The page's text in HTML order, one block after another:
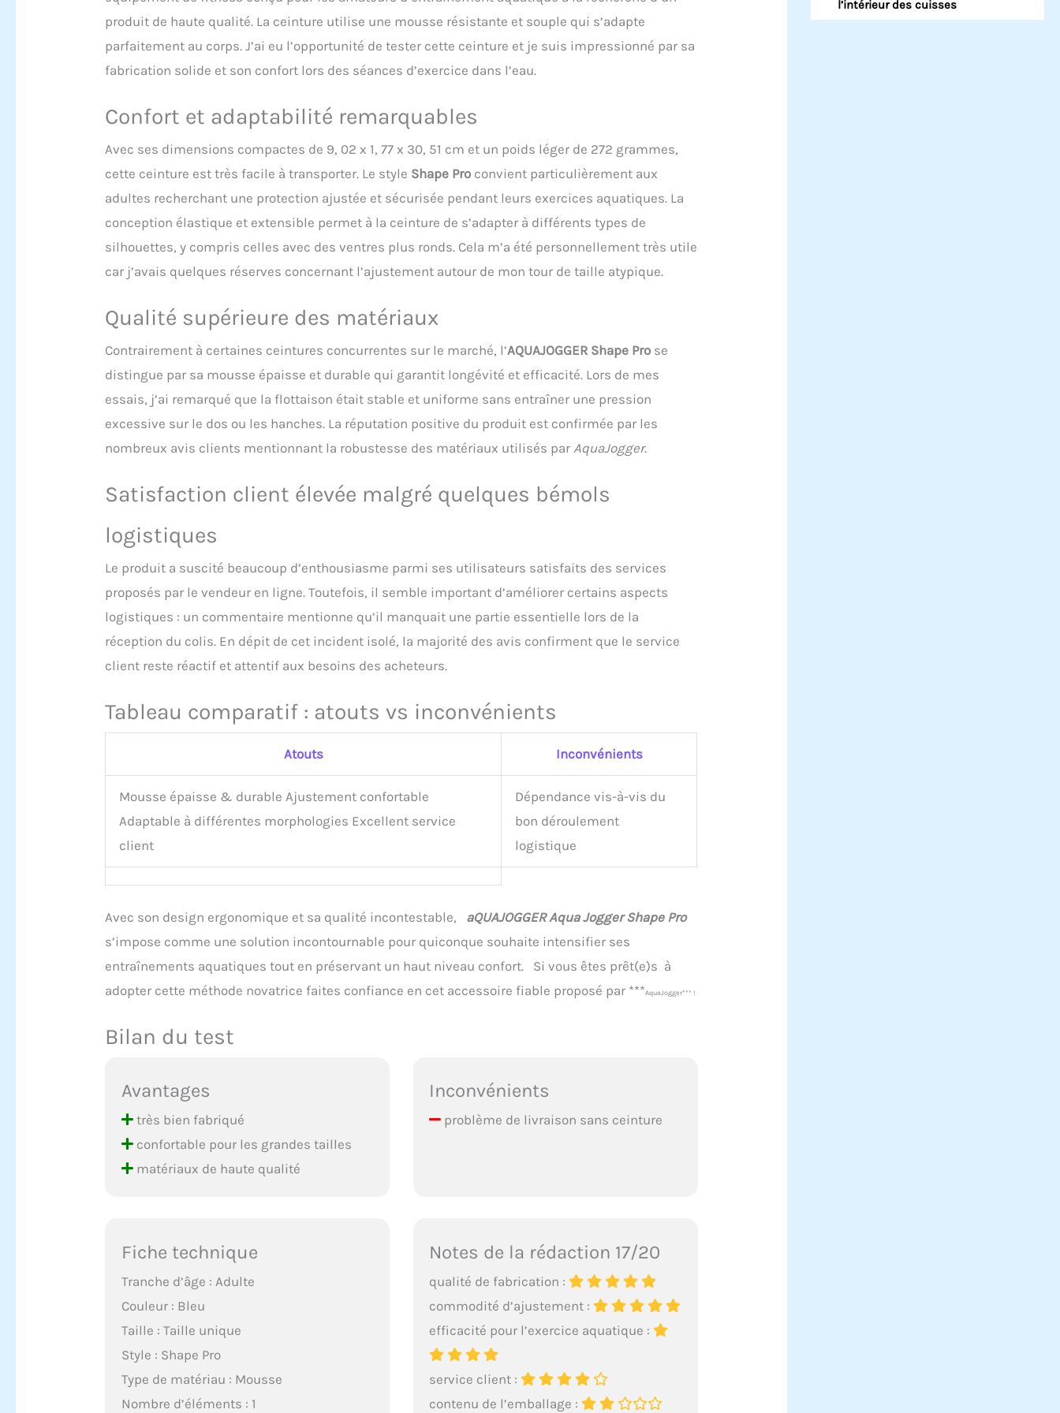
produit de haute qualité. La ceinture utilise une mousse résistante et souple qui s’adapte
parfaitement au corps. J’ai eu l’opportunité de tester cette ceinture et je suis impressionné par sa
fabrication solide et son confort lors des séances d’exercice dans l’eau.
Confort et adaptabilité remarquables
Avec ses dimensions compactes de 9, 02 x 1, 77 x 30, 51 cm et un poids léger de 272 grammes,
cette ceinture est très facile à transporter. Le style Shape Pro convient particulièrement aux
adultes recherchant une protection ajustée et sécurisée pendant leurs exercices aquatiques. La
conception élastique et extensible permet à la ceinture de s’adapter à différents types de
silhouettes, y compris celles avec des ventres plus ronds. Cela m’a été personnellement très utile
car j’avais quelques réserves concernant l’ajustement autour de mon tour de taille atypique.
Qualité supérieure des matériaux
Contrairement à certaines ceintures concurrentes sur le marché, l’AQUAJOGGER Shape Pro se
distingue par sa mousse épaisse et durable qui garantit longévité et efficacité. Lors de mes
essais, j’ai remarqué que la flottaison était stable et uniforme sans entraîner une pression
excessive sur le dos ou les hanches. La réputation positive du produit est confirmée par les
nombreux avis clients mentionnant la robustesse des matériaux utilisés par AquaJogger.
Satisfaction client élevée malgré quelques bémols
logistiques
Le produit a suscité beaucoup d’enthousiasme parmi ses utilisateurs satisfaits des services
proposés par le vendeur en ligne. Toutefois, il semble important d’améliorer certains aspects
logistiques : un commentaire mentionne qu’il manquait une partie essentielle lors de la
réception du colis. En dépit de cet incident isolé, la majorité des avis confirment que le service
client reste réactif et attentif aux besoins des acheteurs.
Tableau comparatif : atouts vs inconvénients
Atouts Inconvénients
Mousse épaisse & durable Ajustement confortable
Adaptable à différentes morphologies Excellent service
client
Dépendance vis-à-vis du
bon déroulement
logistique
Avec son design ergonomique et sa qualité incontestable,
aQUAJOGGER Aqua Jogger Shape Pro
s’impose comme une solution incontournable pour quiconque souhaite intensifier ses
entraînements aquatiques tout en préservant un haut niveau confort. Si vous êtes prêt(e)s à
adopter cette méthode novatrice faites confiance en cet accessoire fiable proposé par ***AquaJogger*** !
Bilan du test
Avantages
très bien fabriqué
confortable pour les grandes tailles
matériaux de haute qualité
Inconvénients
problème de livraison sans ceinture
Fiche technique
Tranche d’âge : Adulte
Couleur : Bleu
Taille : Taille unique
Style : Shape Pro
Type de matériau : Mousse
Nombre d’éléments : 1
Notes de la rédaction 17/20
qualité de fabrication :
commodité d’ajustement :
efficacité pour l’exercice aquatique :
service client :
contenu de l’emballage :
l’intérieur des cuisses